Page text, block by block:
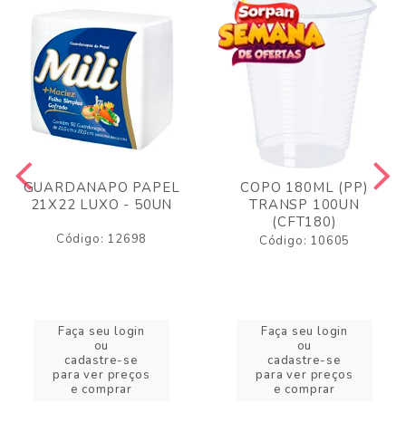
GUARDANAPO PAPEL
21X22 LUXO - 50UN
Código: 12698
Faça seu login
ou
cadastre-se
para ver preços
e comprar
COPO 180ML (PP)
TRANSP 100UN
(CFT180)
Código: 10605
Faça seu login
ou
cadastre-se
para ver preços
e comprar